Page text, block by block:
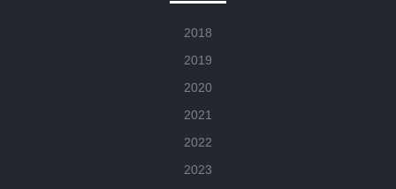
2018
2019
2020
2021
2022
2023